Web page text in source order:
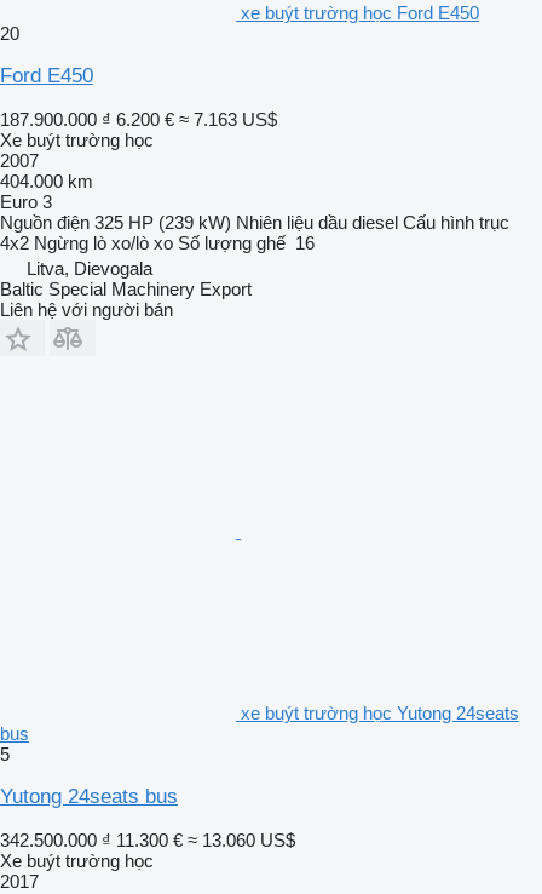
xe buýt trường học Ford E450
20
Ford E450
187.900.000 ₫ 6.200 € ≈ 7.163 US$
Xe buýt trường học
2007
404.000 km
Euro 3
Nguồn điện 325 HP (239 kW) Nhiên liệu dầu diesel Cấu hình trục
4x2 Ngừng lò xo/lò xo Số lượng ghế 16
Litva, Dievogala
Baltic Special Machinery Export
Liên hệ với người bán
xe buýt trường học Yutong 24seats
bus
5
Yutong 24seats bus
342.500.000 ₫ 11.300 € ≈ 13.060 US$
Xe buýt trường học
2017